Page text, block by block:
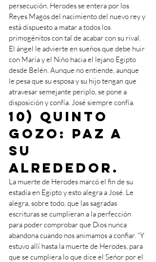
persecución. Herodes se entera por los
Reyes Magos del nacimiento del nuevo rey y
está dispuesto a matar a todos los
primogénitos con tal de acabar con su rival.
El ángel le advierte en sueños que debe huir
con María y el Niño hacia el lejano Egipto
desde Belén. Aunque no entiende, aunque
le pesa que su esposa y su hijo tengan que
atravesar semejante periplo, se pone a
disposición y confía. José siempre confía.
10) Quinto
gozo: paz a
su
alrededor.
La muerte de Herodes marcó el fin de su
estadía en Egipto y esto alegra a José. Le
alegra, sobre todo, que las sagradas
escrituras se cumplieran a la perfección
para poder comprobar que Dios nunca
abandona cuando nos animamos a confiar. “Y
estuvo allí hasta la muerte de Herodes, para
que se cumpliera lo que dice el Señor por el